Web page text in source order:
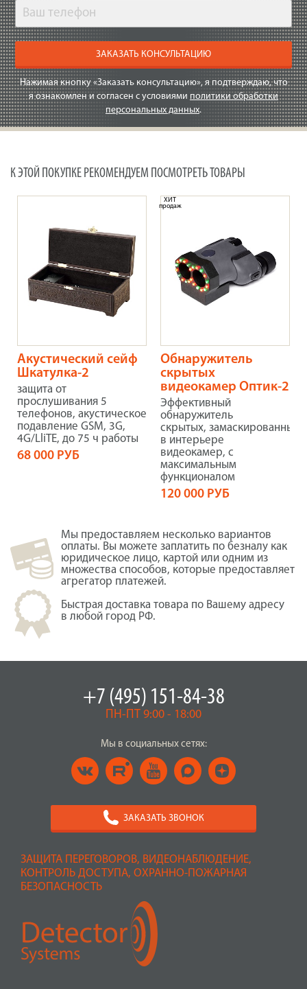
ЗАКАЗАТЬ КОНСУЛЬТАЦИЮ
Нажимая кнопку «Заказать консультацию», я подтверждаю, что
я ознакомлен и согласен с условиями политики обработки
персональных данных.
К ЭТОЙ ПОКУПКЕ РЕКОМЕНДУЕМ ПОСМОТРЕТЬ ТОВАРЫ
Акустический сейф
Шкатулка-2
защита от
прослушивания 5
телефонов, акустическое
подавление GSM, 3G,
4G/LliTE, до 75 ч работы
68 000 РУБ
Обнаружитель
скрытых
видеокамер Оптик-2
Эффективный
обнаружитель
скрытых, замаскированных
в интерьере
видеокамер, с
максимальным
функционалом
ХИТ
продаж
120 000 РУБ
Мы предоставляем несколько вариантов
оплаты. Вы можете заплатить по безналу как
юридическое лицо, картой или одним из
множества способов, которые предоставляет
агрегатор платежей.
Быстрая доставка товара по Вашему адресу
в любой город РФ.
ЗАЩИТА ПЕРЕГОВОРОВ, ВИДЕОНАБЛЮДЕНИЕ,
КОНТРОЛЬ ДОСТУПА, ОХРАННО-ПОЖАРНАЯ
БЕЗОПАСНОСТЬ
+7 (495) 151-84-38
ПН-ПТ 9:00 - 18:00
Мы в социальных сетях:
ЗАКАЗАТЬ ЗВОНОК